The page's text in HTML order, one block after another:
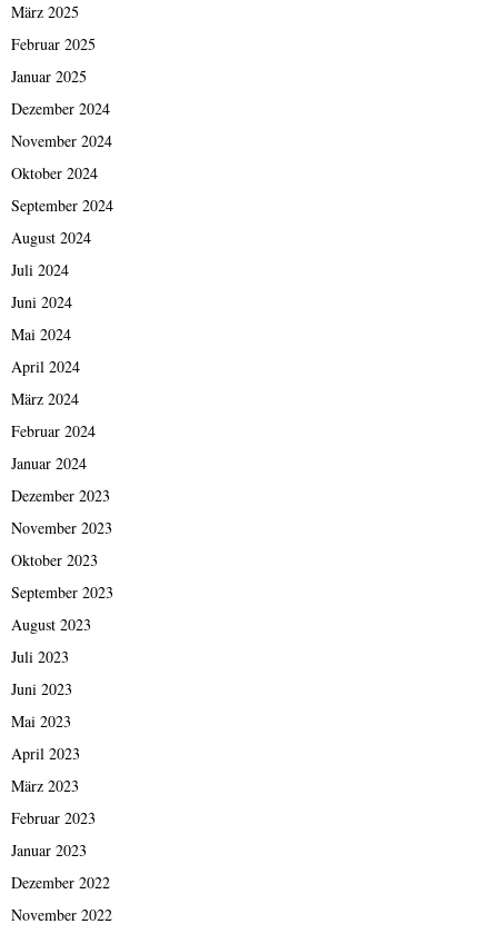
März 2025
Februar 2025
Januar 2025
Dezember 2024
November 2024
Oktober 2024
September 2024
August 2024
Juli 2024
Juni 2024
Mai 2024
April 2024
März 2024
Februar 2024
Januar 2024
Dezember 2023
November 2023
Oktober 2023
September 2023
August 2023
Juli 2023
Juni 2023
Mai 2023
April 2023
März 2023
Februar 2023
Januar 2023
Dezember 2022
November 2022